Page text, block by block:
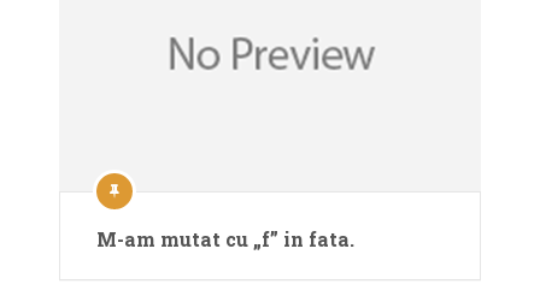
M-am mutat cu „f” in fata.